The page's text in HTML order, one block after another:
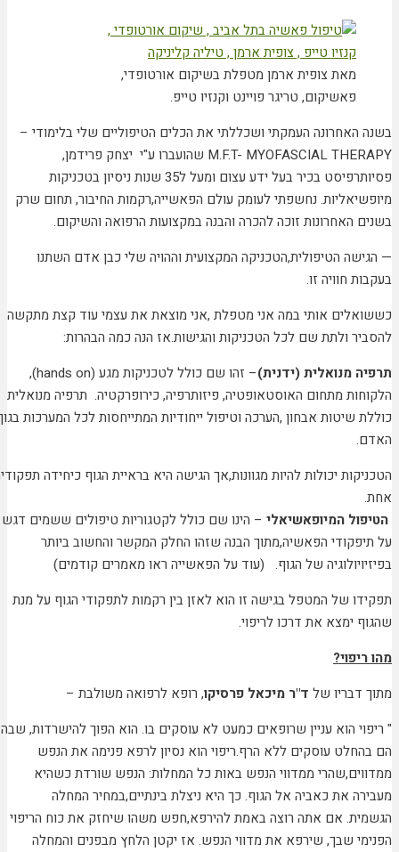
מאת צופית ארמן מטפלת בשיקום אורטופדי,
פאשיקום, טריגר פויינט וקנזיו טייפ.
בשנה האחרונה העמקתי ושכללתי את הכלים הטיפוליים שלי בלימודי –
M.F.T- MYOFASCIAL THERAPY שהועברו ע"י יצחק פרידמן,
פסיותרפיסט בכיר בעל ידע עצום ומעל ל35 שנות ניסיון בטכניקות
מיופשיאליות. נחשפתי לעומק עולם הפאשייה,רקמות החיבור, תחום שרק
בשנים האחרונות זוכה להכרה והבנה במקצועות הרפואה והשיקום.
— הגישה הטיפולית,הטכניקה המקצועית וההויה שלי כבן אדם השתנו
בעקבות חוויה זו.
כששואלים אותי במה אני מטפלת ,אני מוצאת את עצמי עוד קצת מתקשה
להסביר ולתת שם לכל הטכניקות והגישות.אז הנה כמה הבהרות:
תרפיה מנואלית (ידנית)
– זהו שם כולל לטכניקות מגע (hands on),
הלקוחות מתחום האוסטאופטיה, פיזותרפיה, כירופרקטיה. תרפיה מנואלית
כוללת שיטות אבחון ,הערכה וטיפול ייחודיות המתייחסות לכל המערכות בגוף
האדם.
הטכניקות יכולות להיות מגוונות,אך הגישה היא בראיית הגוף כיחידה תפקודית
אחת.
הטיפול המיופאשיאלי– הינו שם כולל לקטגוריות טיפולים ששמים דגש
על תיפקודי הפאשיה,מתוך הבנה שזהו החלק המקשר והחשוב ביותר
בפיזיויולוגיה של הגוף. (עוד על הפאשייה ראו מאמרים קודמים)
תפקידו של המטפל בגישה זו הוא לאזן בין רקמות לתפקודי הגוף על מנת
שהגוף ימצא את דרכו לריפוי.
מהו ריפוי?
מתוך דבריו שלד"ר מיכאל פרסיקו, רופא לרפואה משולבת –
" ריפוי הוא עניין שרופאים כמעט לא עוסקים בו. הוא הפוך להישרדות, שבה
הם בהחלט עוסקים ללא הרף.ריפוי הוא נסיון לרפא פנימה את הנפש
ממדווים,שהרי ממדווי הנפש באות כל המחלות: הנפש שורדת כשהיא
מעבירה את כאביה אל הגוף. כך היא ניצלת בינתיים,במחיר המחלה
הגשמית. אם אתה רוצה באמת להירפא,חפש משהו שיחזק את כוח הריפוי
הפנימי שבך, שירפא את מדווי הנפש. אז יקטן הלחץ מבפנים והמחלה